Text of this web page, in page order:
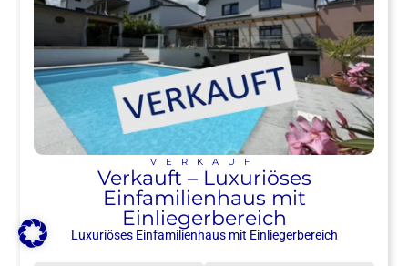
VERKAUF
Verkauft – Luxuriöses
Einfamilienhaus mit
Einliegerbereich
Luxuriöses Einfamilienhaus mit Einliegerbereich